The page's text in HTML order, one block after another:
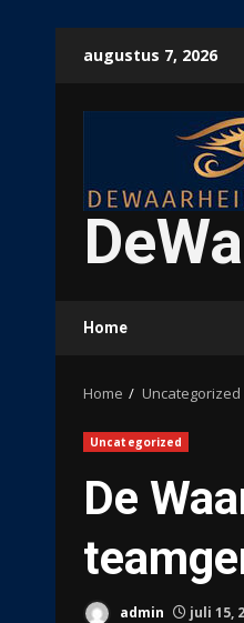
naaraugustus 7, 2026
Home
Home Uncategorized
Uncategorized
De
admin juli 15,